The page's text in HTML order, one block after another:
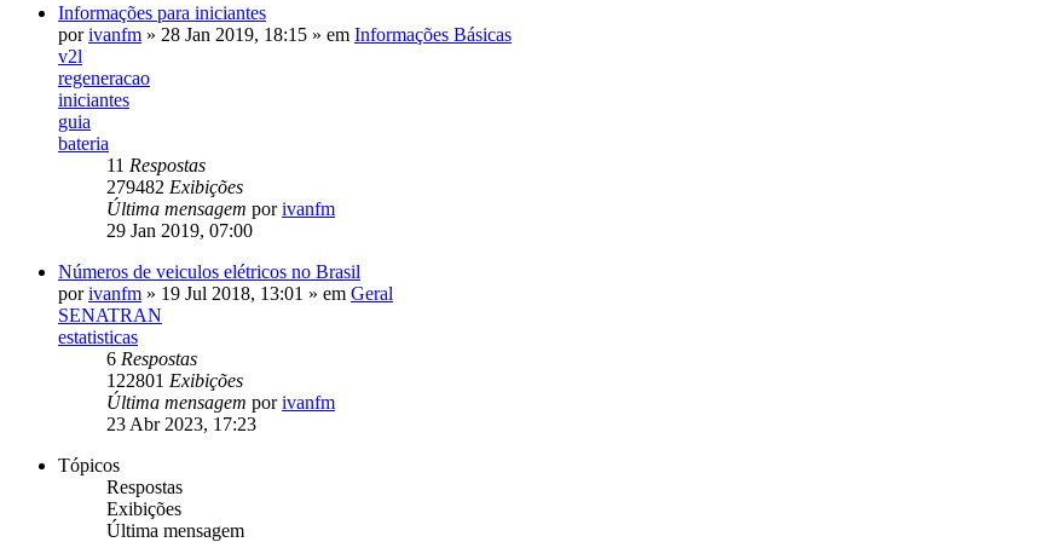
Informações para iniciantes
porivanfm » 28 Jan 2019, 18:15 » em Informações Básicas
v2l
regeneracao
iniciantes
guia
bateria
11 Respostas
279482 Exibições
Última mensagem porivanfm
29 Jan 2019, 07:00
Números de veiculos elétricos no Brasil
porivanfm » 19 Jul 2018, 13:01 » em Geral
SENATRAN
estatisticas
6 Respostas
122801 Exibições
Última mensagem porivanfm
23 Abr 2023, 17:23
Tópicos
Respostas
Exibições
Última mensagem